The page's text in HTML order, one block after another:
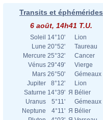
Transits et éphémérides
6 août, 14h41 T.U.
Soleil 14°10'
Lion
Lune 20°52'
Taureau
Mercure 25°32'
Cancer
Vénus 29°49'
Vierge
Mars 26°50'
Gémeaux
Jupiter
8°12'
Lion
Saturne 14°39' Я Bélier
Uranus
5°11'
Gémeaux
Neptune
4°11' Я Bélier